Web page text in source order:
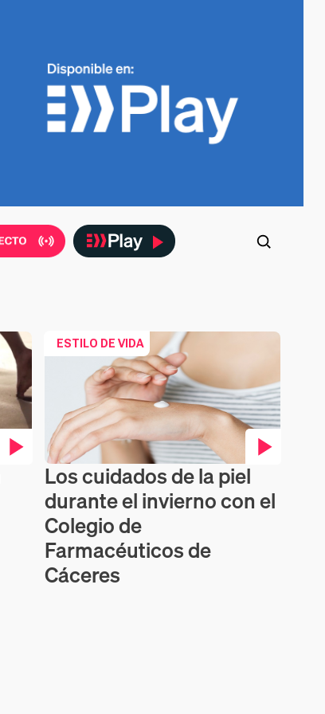
ESTILO DE VIDA
Contenido en vídeo
Los cuidados de la piel
durante el invierno con el
Colegio de
Farmacéuticos de
Cáceres